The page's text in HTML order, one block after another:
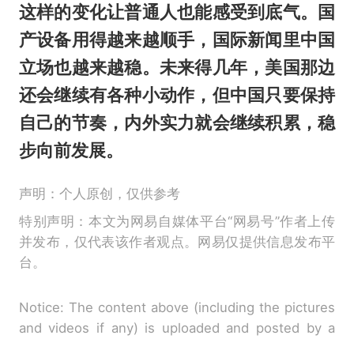
这样的变化让普通人也能感受到底气。国
产设备用得越来越顺手，国际新闻里中国
立场也越来越稳。未来得几年，美国那边
还会继续有各种小动作，但中国只要保持
自己的节奏，内外实力就会继续积累，稳
步向前发展。
声明：个人原创，仅供参考
特别声明：本文为网易自媒体平台“网易号”作者上传
并发布，仅代表该作者观点。网易仅提供信息发布平
台。
Notice: The content above (including the pictures
and videos if any) is uploaded and posted by a